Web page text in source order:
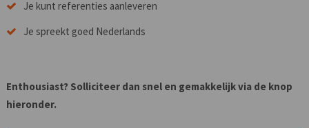
Je kunt referenties aanleveren
Je spreekt goed Nederlands
Enthousiast? Solliciteer dan snel en gemakkelijk via de knop
hieronder.